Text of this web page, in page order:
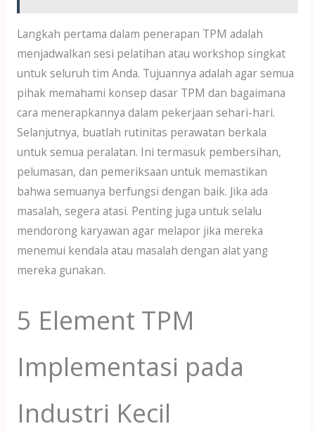
Langkah pertama dalam penerapan TPM adalah
menjadwalkan sesi pelatihan atau workshop singkat
untuk seluruh tim Anda. Tujuannya adalah agar semua
pihak memahami konsep dasar TPM dan bagaimana
cara menerapkannya dalam pekerjaan sehari-hari.
Selanjutnya, buatlah rutinitas perawatan berkala
untuk semua peralatan. Ini termasuk pembersihan,
pelumasan, dan pemeriksaan untuk memastikan
bahwa semuanya berfungsi dengan baik. Jika ada
masalah, segera atasi. Penting juga untuk selalu
mendorong karyawan agar melapor jika mereka
menemui kendala atau masalah dengan alat yang
mereka gunakan.
5 Element TPM
Implementasi pada
Industri Kecil